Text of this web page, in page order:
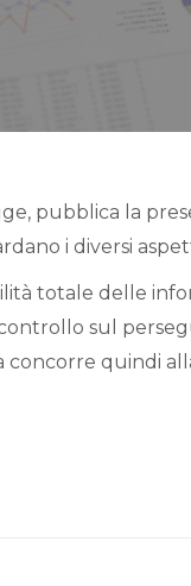
pubblica la
i diversi
totale delle
sul
quindi